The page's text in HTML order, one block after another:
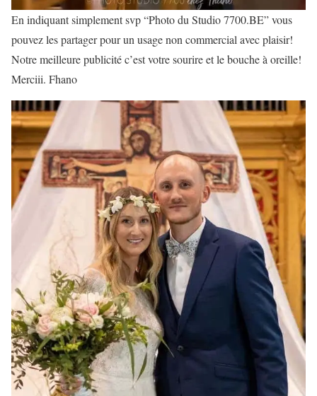
En indiquant simplement svp “Photo du Studio 7700.BE” vous
pouvez les partager pour un usage non commercial avec plaisir!
Notre meilleure publicité c’est votre sourire et le bouche à oreille!
Merciii. Fhano